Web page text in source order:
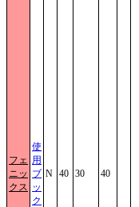
フェ
ニッ
クス
使
用
ブ
ッ
ク
N 40 30 40